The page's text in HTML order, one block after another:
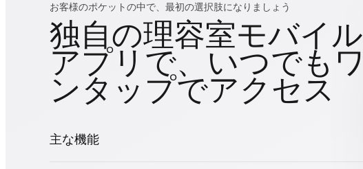
お客様のポケットの中で、最初の選択肢になりましょう
独自の理容室モバイル
アプリで、いつでもワ
ンタップでアクセス
主な機能